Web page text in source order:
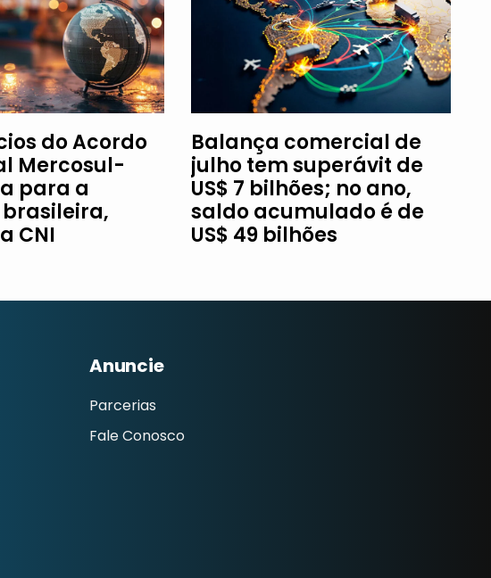
do Acordo
Mercosul-
para a
CNI
Balança comercial de
julho tem superávit de
US$ 7 bilhões; no ano,
saldo acumulado é de
US$ 49 bilhões
Anuncie
Parcerias
Fale Conosco